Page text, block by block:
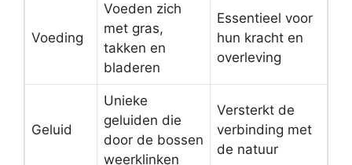
Voeding
Voeden zich
met gras,
takken en
bladeren
Essentieel voor
hun kracht en
overleving
Geluid
Unieke
geluiden die
door de bossen
weerklinken
Versterkt de
verbinding met
de natuur